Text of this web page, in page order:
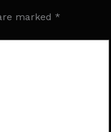
marked *